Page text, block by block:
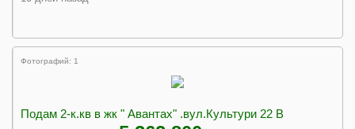
Фотографий: 1
Подам 2-к.кв в жк " Авантах" .вул.Культури 22 В